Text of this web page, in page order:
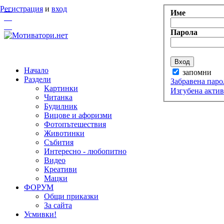
Регистрация и вход Име
Парола
запомни
Забравена
Изгубена
Начало
Раздели
Картинки
Читанка
Будилник
Вицове и афоризми
Фотопътешествия
Животинки
Събития
Интересно - любопитно
Видео
Креативи
Мацки
ФОРУМ
Общи приказки
За сайта
Усмивки!